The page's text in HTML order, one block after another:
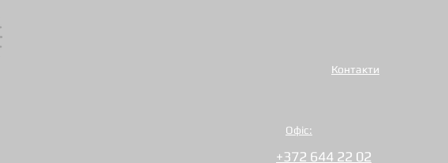
Контакти
Офіс:
+372 644 22 02